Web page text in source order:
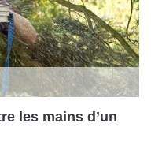
les mains d’un